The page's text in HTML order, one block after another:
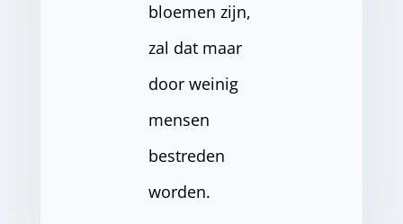
bloemen zijn,
zal dat maar
door weinig
mensen
bestreden
worden.